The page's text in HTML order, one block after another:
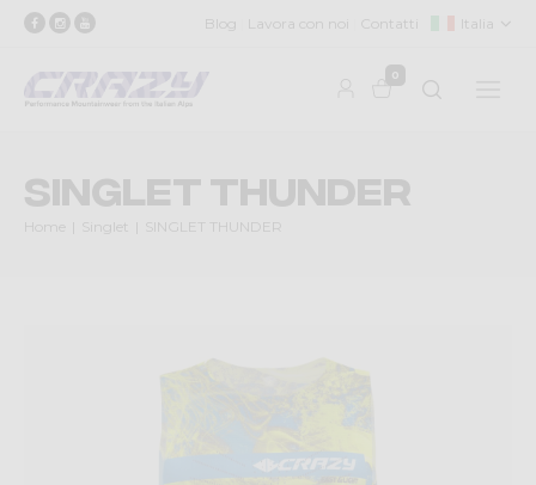
Blog Lavora con noi Contatti Italia
0
SINGLET THUNDER
Home Singlet SINGLET THUNDER